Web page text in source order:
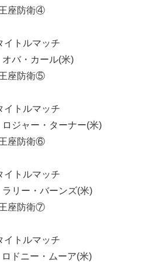
座防衛④
イトルマッチ
バ・カール(米)
座防衛⑤
イトルマッチ
ジャー・ターナー(米)
座防衛⑥
イトルマッチ
リー・バーンズ(米)
座防衛⑦
イトルマッチ
ドニー・ムーア(米)